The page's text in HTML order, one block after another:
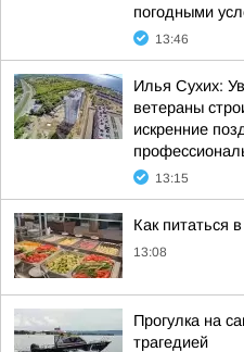
погодными
13:46
Илья Сухих:
ветераны
искренние
13:15
Как питаться
13:08
Прогулка на
трагедией